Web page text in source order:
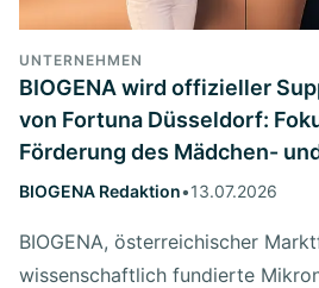
UNTERNEHMEN
BIOGENA wird offizieller
von Fortuna Düsseldorf:
Förderung des Mädchen-
BIOGENA Redaktion•13.07.2026
BIOGENA, österreichischer
wissenschaftlich fundierte